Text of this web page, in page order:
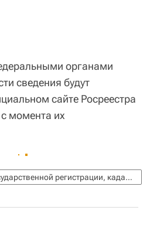
органами
сведения будут
сайте Росреестра
момента их
Федеральная служба государственной регистрации, кадастра и картографии (Росреестр)